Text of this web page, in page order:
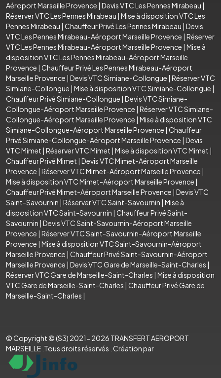
Aéroport Marseille Provence | Devis VTC Les Pennes Mirabeau |
Réserver VTC Les Pennes Mirabeau | Mise à disposition VTC Les
Pennes Mirabeau | Chauffeur Privé Les Pennes Mirabeau | Devis
VTC Les Pennes Mirabeau-Aéroport Marseille Provence | Réserver
VTC Les Pennes Mirabeau-Aéroport Marseille Provence | Mise à
disposition VTC Les Pennes Mirabeau-Aéroport Marseille
Provence | Chauffeur Privé Les Pennes Mirabeau-Aéroport
Marseille Provence | Devis VTC Simiane-Collongue | Réserver VTC
Simiane-Collongue | Mise à disposition VTC Simiane-Collongue |
Chauffeur Privé Simiane-Collongue | Devis VTC Simiane-
Collongue-Aéroport Marseille Provence | Réserver VTC Simiane-
Collongue-Aéroport Marseille Provence | Mise à disposition VTC
Simiane-Collongue-Aéroport Marseille Provence | Chauffeur
Privé Simiane-Collongue-Aéroport Marseille Provence | Devis
VTC Mimet | Réserver VTC Mimet | Mise à disposition VTC Mimet |
Chauffeur Privé Mimet | Devis VTC Mimet-Aéroport Marseille
Provence | Réserver VTC Mimet-Aéroport Marseille Provence |
Mise à disposition VTC Mimet-Aéroport Marseille Provence |
Chauffeur Privé Mimet-Aéroport Marseille Provence | Devis VTC
Saint-Savournin | Réserver VTC Saint-Savournin | Mise à
disposition VTC Saint-Savournin | Chauffeur Privé Saint-
Savournin | Devis VTC Saint-Savournin-Aéroport Marseille
Provence | Réserver VTC Saint-Savournin-Aéroport Marseille
Provence | Mise à disposition VTC Saint-Savournin-Aéroport
Marseille Provence | Chauffeur Privé Saint-Savournin-Aéroport
Marseille Provence | Devis VTC Gare de Marseille-Saint-Charles |
Réserver VTC Gare de Marseille-Saint-Charles | Mise à disposition
VTC Gare de Marseille-Saint-Charles | Chauffeur Privé Gare de
Marseille-Saint-Charles |
© Copyright © (S3) 2021- 2026 TRANSFERT AEROPORT
MARSEILLE .Tous droits réservés . Création par